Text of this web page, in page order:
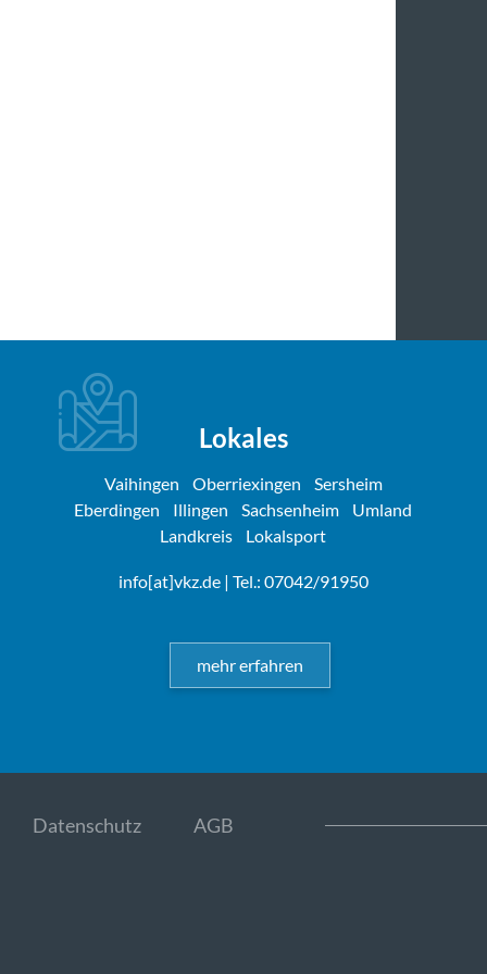
Lokales
Vaihingen Oberriexingen
Sersheim
Eberdingen
Illingen Sachsenheim
Umland
Landkreis
Lokalsport
info[at]vkz.de| Tel.: 07042/91950
mehr erfahren
Datenschutz AGB